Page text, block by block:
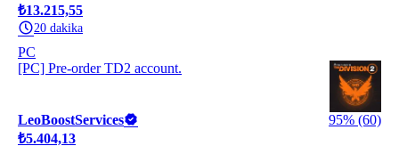
₺13.215,55
20 dakika
PC
[PC] Pre-order TD2 account.
LeoBoostServices
95% (60)
₺5.404,13